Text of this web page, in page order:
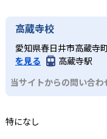
英語の4技能をバラ
いたい場合におすす
ション力を高めると
っかりサポート。
高
高校受験に向けた英
サポートし、英検®
よく習得できる。
どん
グループレッスンが
や理解度に合わせた
ートレッスン（別料
しやすい。
子供英会話イーオン
高蔵寺校
愛知県春日井市高蔵寺
を見る
高蔵寺駅
当サイトからの問い合
特になし